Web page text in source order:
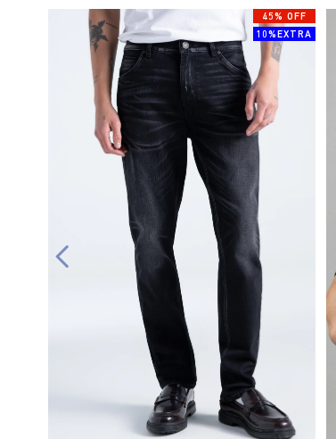
45% OFF
10%EXTRA